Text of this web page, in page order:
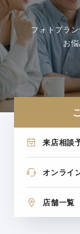
フォトプラ
お
来店相談
オンライ
店舗一覧